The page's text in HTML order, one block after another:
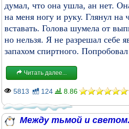
думал, что она ушла, ан нет.
на меня ногу и руку. Глянул на
вставать. Голова шумела от
но нельзя. Я не разрешал себе
запахом спиртного.
Читать далее...
5813 124 8.86
Между тьмой и светом.